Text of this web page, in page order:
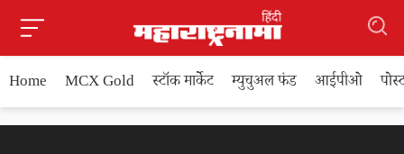
Home MCX Gold स्टॉक मार्केट म्युचुअल फंड आईपीओ